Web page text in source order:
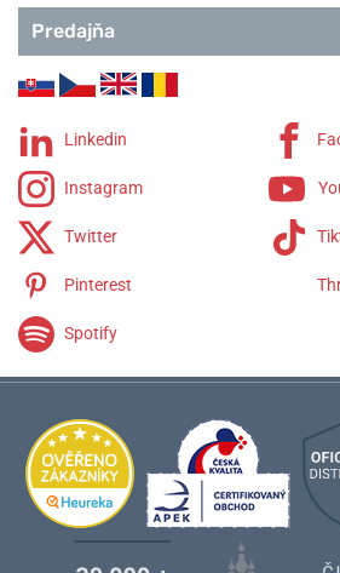
Predajňa
Linkedin
Instagram
Twitter
Pinterest
Spotify